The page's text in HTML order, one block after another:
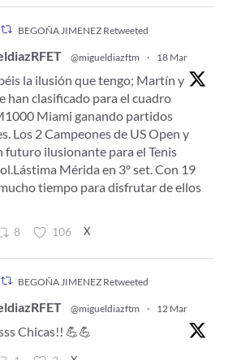
BEGOÑA JIMENEZ Retweeted
@migueldiazftm · 18 Mar
la ilusión que tengo; Martín y
han clasificado para el cuadro
Miami ganando partidos
Los 2 Campeones de US Open y
futuro ilusionante para el Tenis
Mérida en 3º set. Con 19
tiempo para disfrutar de ellos
8 106 X
BEGOÑA JIMENEZ Retweeted
@migueldiazftm · 12 Mar
Chicas!! 💪💪